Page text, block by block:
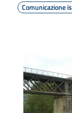
Comunicazione